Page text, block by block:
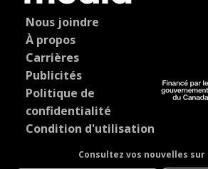
Nous joindre
À propos
Carrières
Publicités
Politique de
confidentialité
Condition d'utilisation
Consultez vos nouvelles sur